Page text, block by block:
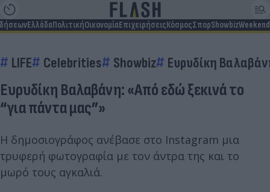
ΕλλάδαΠολιτικήΟικονομίαΕπιχειρήσειςΚόσμοςΣπορShowbizWeekend
LIFE Celebrities Showbiz Ευρυδίκη
Ευρυδίκη Βαλαβάνη: «Από εδώ ξεκινά το
“για πάντα μας”»
H δημοσιογράφος ανέβασε στο Instagram μια
τρυφερή φωτογραφία με τον άντρα της και το
μωρό τους αγκαλιά.